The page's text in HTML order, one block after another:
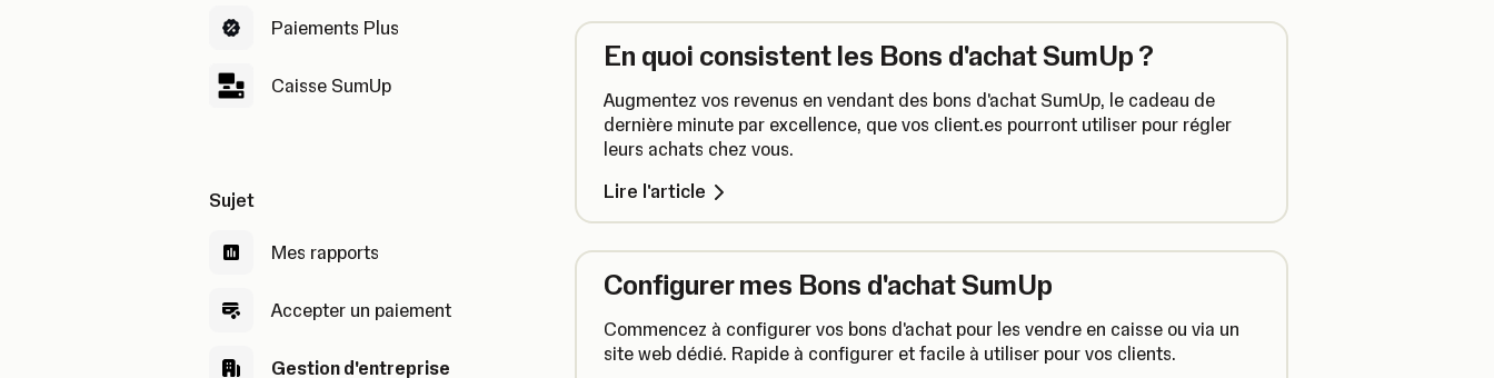
Paiements Plus
Caisse SumUp
Sujet
Mes rapports
Accepter un paiement
Gestion d'entreprise
En quoi consistent les Bons d'achat SumUp ?
Augmentez vos revenus en vendant des bons d'achat SumUp, le cadeau de
dernière minute par excellence, que vos client.es pourront utiliser pour régler
leurs achats chez vous.
Lire l'article
Configurer mes Bons d'achat SumUp
Commencez à configurer vos bons d'achat pour les vendre en caisse ou via un
site web dédié. Rapide à configurer et facile à utiliser pour vos clients.